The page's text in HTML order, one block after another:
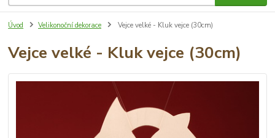
Úvod Velikonoční dekorace Vejce velké - Kluk vejce (30cm)
Vejce velké - Kluk vejce (30cm)